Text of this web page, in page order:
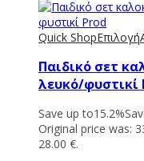
Quick ShopΕπιλογή
Παιδικό σετ
λευκό/φυστικί
Save up to15.2%
Original price was:
28.00 €.